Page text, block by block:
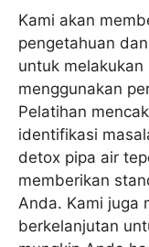
Kami akan
pengetahuan
untuk melakukan
menggunakan
Pelatihan
identifikasi
detox pipa air
memberikan
Anda. Kami juga
berkelanjutan